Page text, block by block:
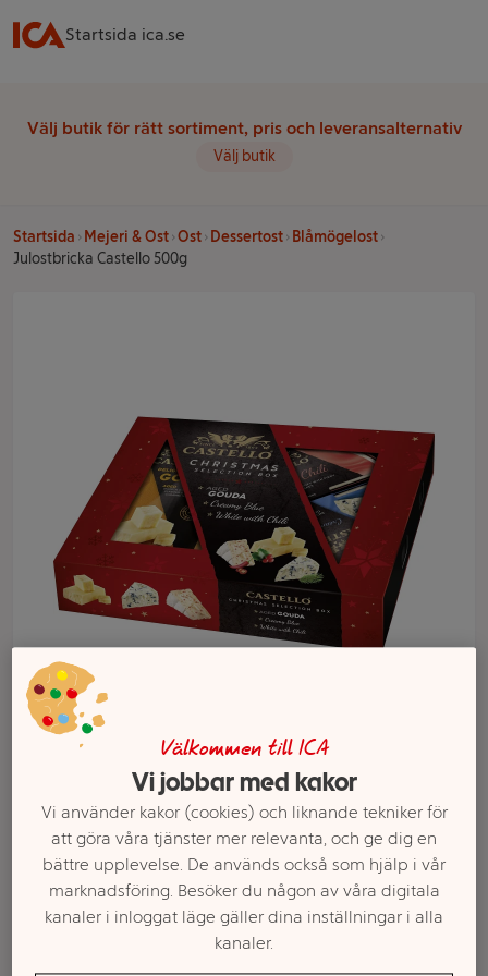
Startsida ica.se
Välj butik för rätt sortiment, pris och leveransalternativ
Välj butik
Startsida Mejeri & Ost Ost Dessertost
Blåmögelost
Julostbricka Castello 500g
Julostbricka
Välj butik och handla
Sortimentet kan variera mellan butikerna
Välkommen till ICA
Vi jobbar med kakor
Vi använder kakor (cookies) och liknande tekniker för
att göra våra tjänster mer relevanta, och ge dig en
bättre upplevelse. De används också som hjälp i vår
marknadsföring. Besöker du någon av våra digitala
kanaler i inloggat läge gäller dina inställningar i alla
kanaler.